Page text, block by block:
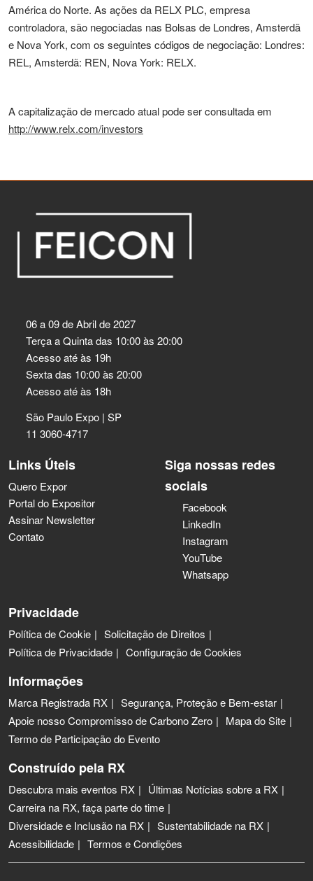
América do Norte. As ações da RELX PLC, empresa
controladora, são negociadas nas Bolsas de Londres, Amsterdã
e Nova York, com os seguintes códigos de negociação: Londres:
REL, Amsterdã: REN, Nova York: RELX.
A capitalização de mercado atual pode ser consultada em
http://www.relx.com/investors
06 a 09 de Abril de 2027
Terça a Quinta das 10:00 às 20:00
Acesso até às 19h
Sexta das 10:00 às 20:00
Acesso até às 18h
São Paulo Expo | SP
11 3060-4717
Links Úteis
Quero Expor
Portal do Expositor
Assinar Newsletter
Contato
Siga nossas redes
sociais
Facebook
LinkedIn
Instagram
YouTube
Whatsapp
Privacidade
Política de Cookie
Solicitação de Direitos
Política de Privacidade
Configuração de Cookies
Informações
Marca Registrada RX
Segurança, Proteção e Bem-estar
Apoie nosso Compromisso de Carbono Zero
Mapa do Site
Termo de Participação do Evento
Construído pela RX
Descubra mais eventos RX
Últimas Notícias sobre a RX
Carreira na RX, faça parte do time
Diversidade e Inclusão na RX
Sustentabilidade na RX
Acessibilidade
Termos e Condições